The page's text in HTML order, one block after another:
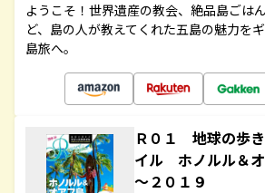
ようこそ！世界遺産の教会、絶品島ごは
ど、島の人が教えてくれた五島の魅力を
島旅へ。
Ｒ０１ 地球の歩
イル ホノルル＆
～２０１９